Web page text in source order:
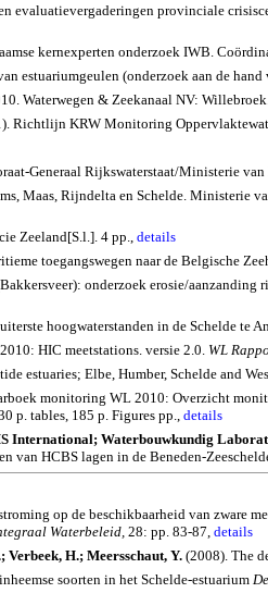
evaluatievergaderingen provinciale
kernexperten onderzoek IWB.
estuariumgeulen (onderzoek aan de
Waterwegen & Zeekanaal NV:
Richtlijn KRW Monitoring
Generaal Rijkswaterstaat/Ministerie
Maas, Rijndelta en Schelde.
Zeeland[S.l.]. 4 pp., details
toegangswegen naar de Belgische
onderzoek erosie/
hoogwaterstanden in de Schelde te
HIC meetstations. versie 2.0. WL
estuaries; Elbe, Humber, Schelde and
monitoring WL 2010: Overzicht
p. tables, 185 p. Figures pp., details
International; Waterbouwkundig
van HCBS lagen in de Beneden-
op de beschikbaarheid van zware
Waterbeleid, 28: pp. 83-87, details
Verbeek, H.; Meersschaut, Y. (2008). The
soorten in het Schelde-estuarium